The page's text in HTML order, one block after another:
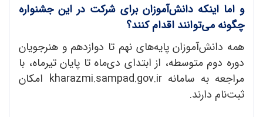
و اما اینکه دانش‌آموزان برای شرکت در این جشنواره
چگونه می‌توانند اقدام کنند؟
همه دانش‌آموزان پایه‌های نهم تا دوازدهم و هنرجویان
دوره دوم متوسطه، از ابتدای دی‌ماه تا پایان تیرماه، با
مراجعه به سامانه kharazmi.sampad.gov.ir امکان
ثبت‌نام دارند.